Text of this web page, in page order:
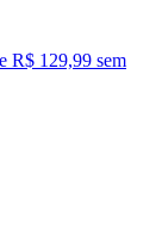
R$ 129,99 sem